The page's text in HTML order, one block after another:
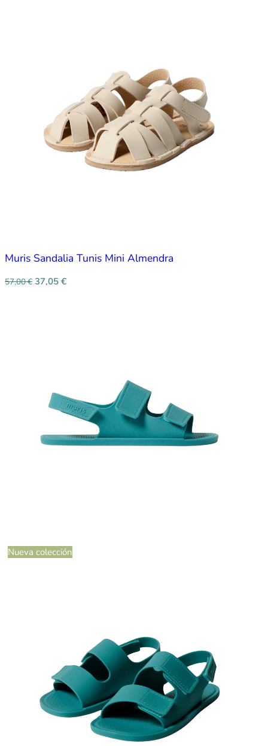
Muris Sandalia Tunis Mini Almendra
57,00€ 37,05 €
Nueva colección